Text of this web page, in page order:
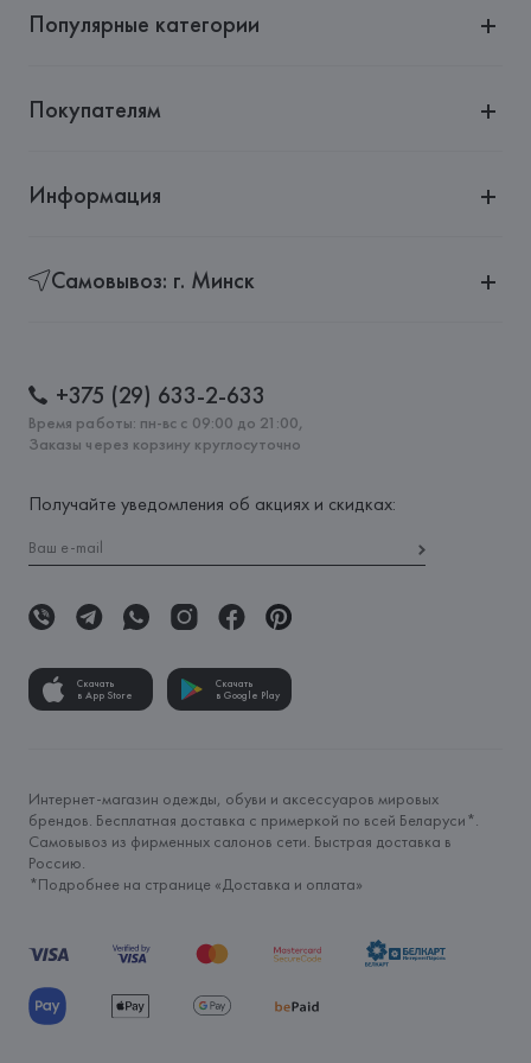
Популярные категории
Покупателям
Информация
Самовывоз: г. Минск
+375 (29) 633-2-633
Время работы: пн-вс с 09:00 до 21:00,
Заказы через корзину круглосуточно
Получайте уведомления об акциях и скидках:
Скачать
в App Store
Скачать
в Google Play
Интернет-магазин одежды, обуви и аксессуаров мировых
брендов. Бесплатная доставка с примеркой по всей Беларуси*.
Самовывоз из фирменных салонов сети. Быстрая доставка в
Россию.
*Подробнее на странице «Доставка и оплата»